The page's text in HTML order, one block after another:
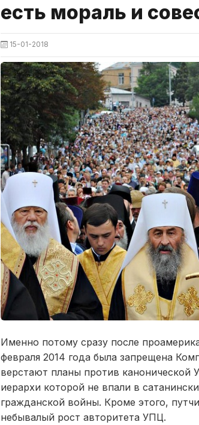
есть мораль и
15-01-2018
Именно потому сразу после
февраля 2014 года была запрещена
верстают планы против канонической
иерархи которой не впали в
гражданской войны. Кроме этого,
небывалый рост авторитета УПЦ.